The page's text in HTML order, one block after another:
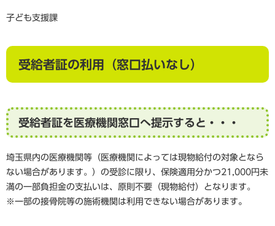
子ども支援課
受給者証の利用（窓口払いなし）
受給者証を医療機関窓口へ提示すると・・・
埼玉県内の医療機関等（医療機関によっては現物給付の対象となら
ない場合があります。）の受診に限り、保険適用分かつ21,000円未
満の一部負担金の支払いは、原則不要（現物給付）となります。
※一部の接骨院等の施術機関は利用できない場合があります。